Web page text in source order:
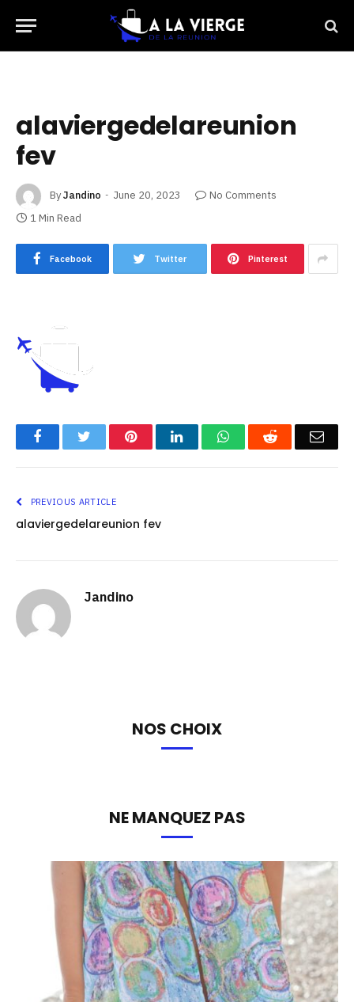
alaviergedelareunion
fev
ByJandino June 20, 2023
No Comments
1 Min Read
Facebook Twitter Pinterest
FacebookTwitter PinterestLinkedInWhatsAppReddit
PREVIOUS ARTICLE
alaviergedelareunion fev
Jandino
NOS CHOIX
NE MANQUEZ PAS